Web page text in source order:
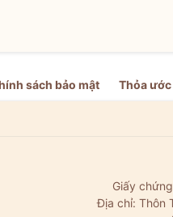
sách bảo mật Thỏa
Giấy
Địa chỉ: Thôn